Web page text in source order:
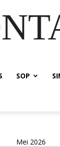
SOP
Mei 2026